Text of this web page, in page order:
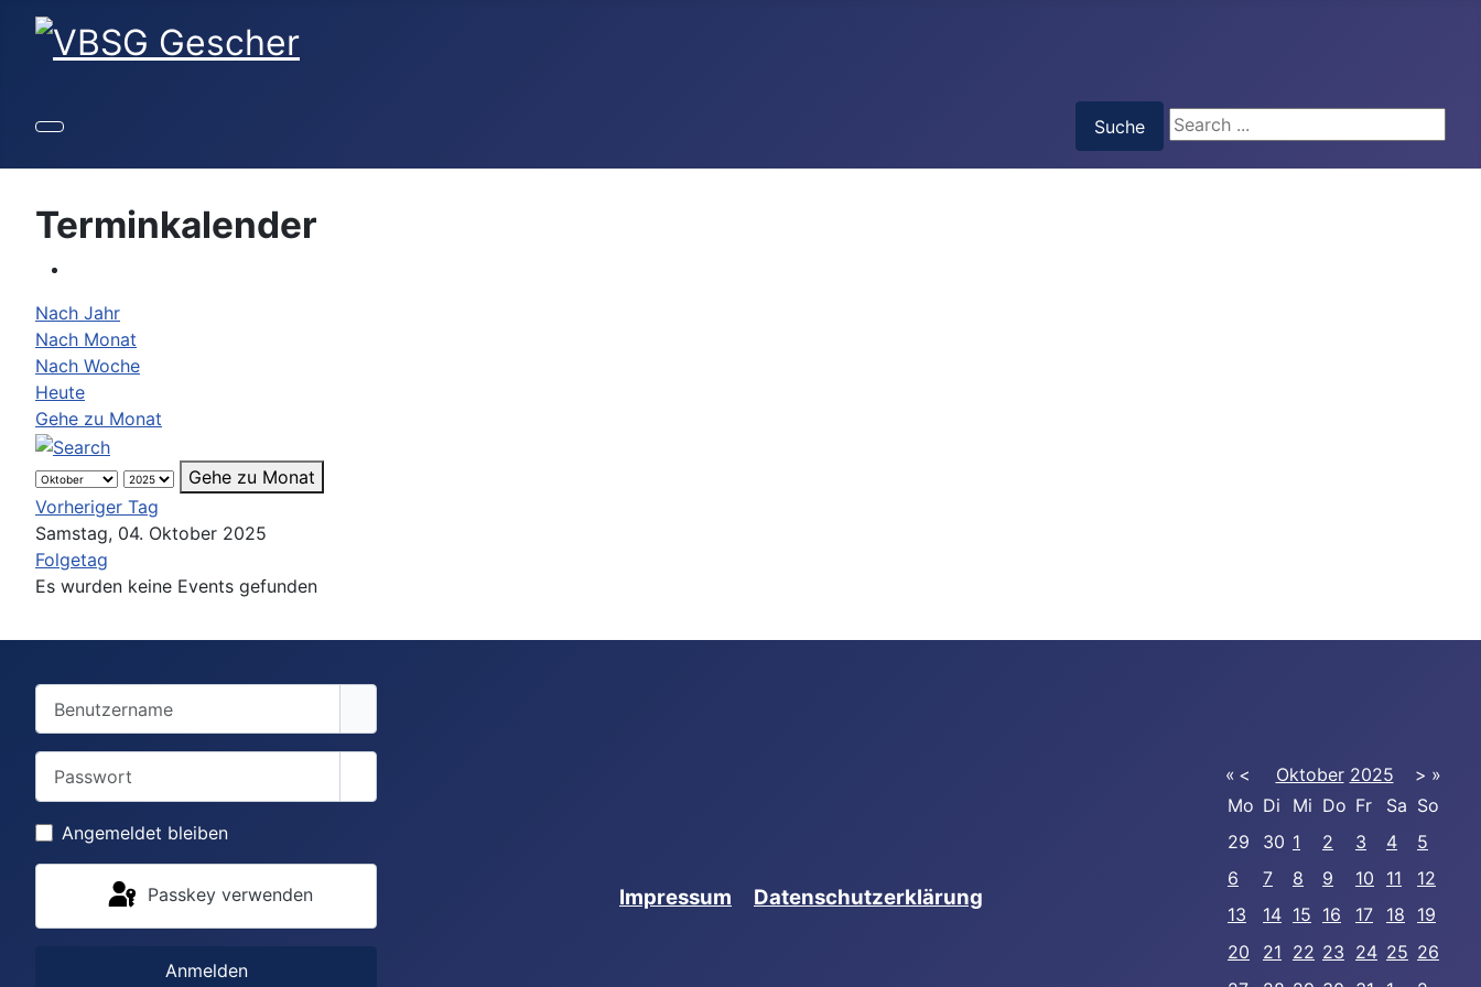
Suche
Suche
Terminkalender
Nach Jahr
Nach Monat
Nach Woche
Heute
Gehe zu Monat
Gehe zu Monat
Vorheriger Tag
Samstag, 04. Oktober 2025
Folgetag
Es wurden keine Events gefunden
Angemeldet bleiben
Passkey verwenden
Anmelden
Impressum Datenschutzerklärung
« < Oktober 2025 > »
Mo Di Mi Do Fr Sa So
29
30 1 2 3 4
5
6
7 8 9 10 11
12
13
14 15 16 17 18
19
20
21 22 23 24 25 26